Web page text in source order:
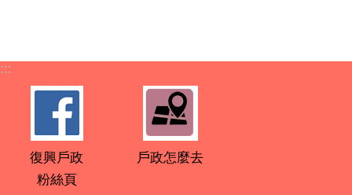
:::
復興戶政
粉絲頁
戶政怎麼去